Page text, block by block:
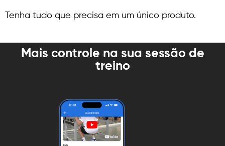
Tenha tudo que precisa em um único produto.
Mais controle na sua sessão de
treino